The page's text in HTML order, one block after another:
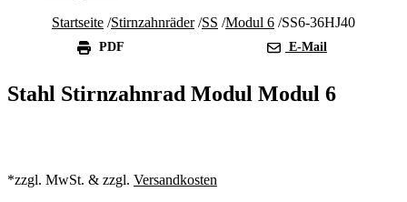
Startseite /Stirnzahnräder/SS /Modul 6 /SS6-36HJ40
PDF E-Mail
Stahl Stirnzahnrad Modul Modul 6
*zzgl. MwSt. & zzgl. Versandkosten